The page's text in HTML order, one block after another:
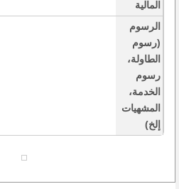
المالية
الرسوم
(رسوم
الطاولة،
رسوم
الخدمة،
المشهيات
إلخ)